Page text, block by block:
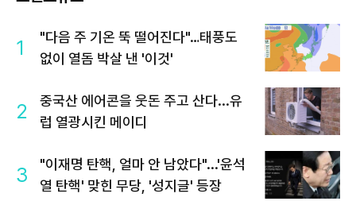
1
"다음 주 기온 뚝 떨어진다"…태풍도
없이 열돔 박살 낸 '이것'
2
중국산 에어콘을 웃돈 주고 산다...유
럽 열광시킨 메이디
3
"이재명 탄핵, 얼마 안 남았다"...'윤석
열 탄핵' 맞힌 무당, '성지글' 등장